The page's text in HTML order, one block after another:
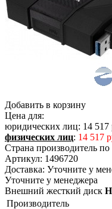
Добавить в корзину
Цена для:
юридических лиц: 14 517
физических лиц: 14 517
Страна производитель по
Артикул: 1496720
Доставка: Уточните у
Уточните у менеджера
Внешний жесткий диск
Производитель